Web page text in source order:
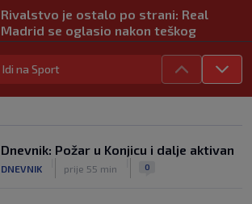
Rivalstvo je ostalo po strani: Real
Madrid se oglasio nakon teškog
gubitka Lionela Messija
NOGOMET
prije 3 h
Infantino nekada poručivao: "Novac
Idi na Sport
Dnevnik: Požar u Konjicu i dalje aktivan
DNEVNIK prije 55 min 0